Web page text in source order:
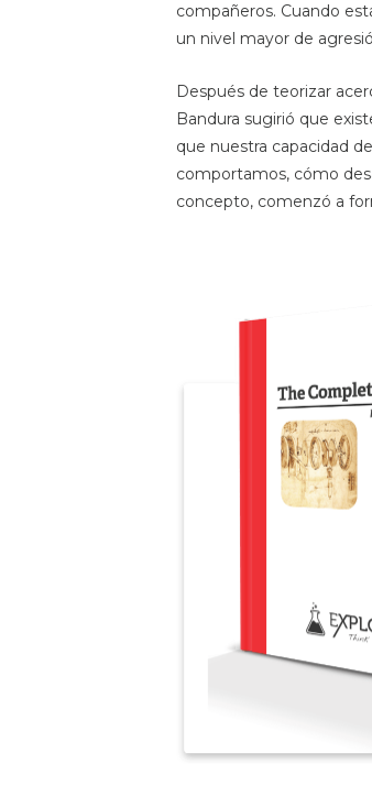
compañeros. Cuando
un nivel mayor de
Después de teorizar
Bandura sugirió que
que nuestra capacidad
comportamos, cómo
concepto, comenzó a